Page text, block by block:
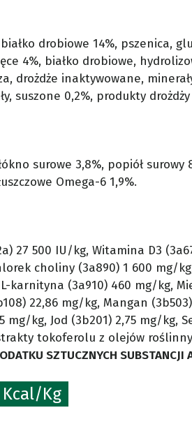
drobiowe 14%, pszenica,
4%, białko drobiowe,
drożdże inaktywowane,
suszone 0,2%, produkty
surowe 3,8%, popiół
Omega-6 1,9%.
27 500 IU/kg, Witamina D3
choliny (3a890) 1 600 mg/
karnityna (3a910) 460 mg/kg,
22,86 mg/kg, Mangan
mg/kg, Jod (3b201) 2,75 mg/kg,
tokoferolu z olejów
SZTUCZNYCH SUBSTANCJI
Kcal/Kg